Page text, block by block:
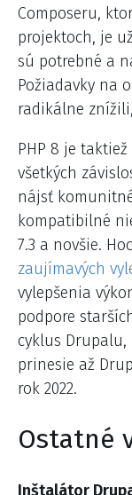
Composeru,
projektoch, je
sú potrebné a
Požiadavky na
radikálne
PHP 8 je
všetkých
nájsť
kompatibilné
7.3 a novšie.
zaujímavých
vylepšenia
podpore
cyklus Drupalu,
prinesie až
rok 2022.
Ostatné
Inštalátor